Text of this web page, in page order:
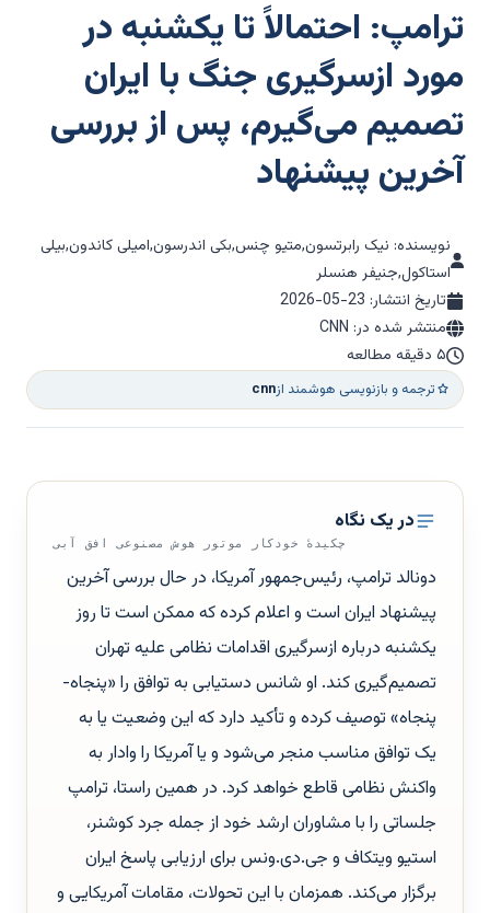
ترامپ: احتمالاً تا یکشنبه در
مورد ازسرگیری جنگ با ایران
تصمیم می‌گیرم، پس از بررسی
آخرین پیشنهاد
نویسنده: نیک رابرتسون,متیو چنس,بکی اندرسون,امیلی کاندون,بیلی
استاکول,جنیفر هنسلر
تاریخ انتشار: 2026-05-23
منتشر شده در: CNN
۵ دقیقه مطالعه
ترجمه و بازنویسی هوشمند ازcnn
در یک نگاه
چکیدهٔ خودکار موتور هوش مصنوعی افق آبی
دونالد ترامپ، رئیس‌جمهور آمریکا، در حال بررسی آخرین
پیشنهاد ایران است و اعلام کرده که ممکن است تا روز
یکشنبه درباره ازسرگیری اقدامات نظامی علیه تهران
تصمیم‌گیری کند. او شانس دستیابی به توافق را «پنجاه‌-
پنجاه» توصیف کرده و تأکید دارد که این وضعیت یا به
یک توافق مناسب منجر می‌شود و یا آمریکا را وادار به
واکنش نظامی قاطع خواهد کرد. در همین راستا، ترامپ
جلساتی را با مشاوران ارشد خود از جمله جرد کوشنر،
استیو ویتکاف و جی.دی.ونس برای ارزیابی پاسخ ایران
برگزار می‌کند. همزمان با این تحولات، مقامات آمریکایی و